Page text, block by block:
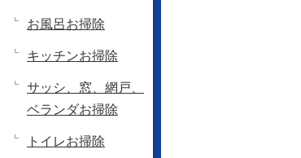
お風呂お掃除
キッチンお掃除
サッシ、窓、網戸、
ベランダお掃除
トイレお掃除